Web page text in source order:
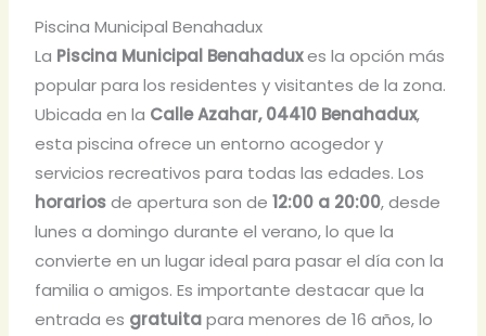
Piscina Municipal Benahadux
La Piscina Municipal Benahaduxes la opción más
popular para los residentes y visitantes de la zona.
Ubicada en la Calle Azahar, 04410 Benahadux,
esta piscina ofrece un entorno acogedor y
servicios recreativos para todas las edades. Los
horariosde apertura son de12:00 a 20:00, desde
lunes a domingo durante el verano, lo que la
convierte en un lugar ideal para pasar el día con la
familia o amigos. Es importante destacar que la
entrada es gratuitapara menores de 16 años, lo